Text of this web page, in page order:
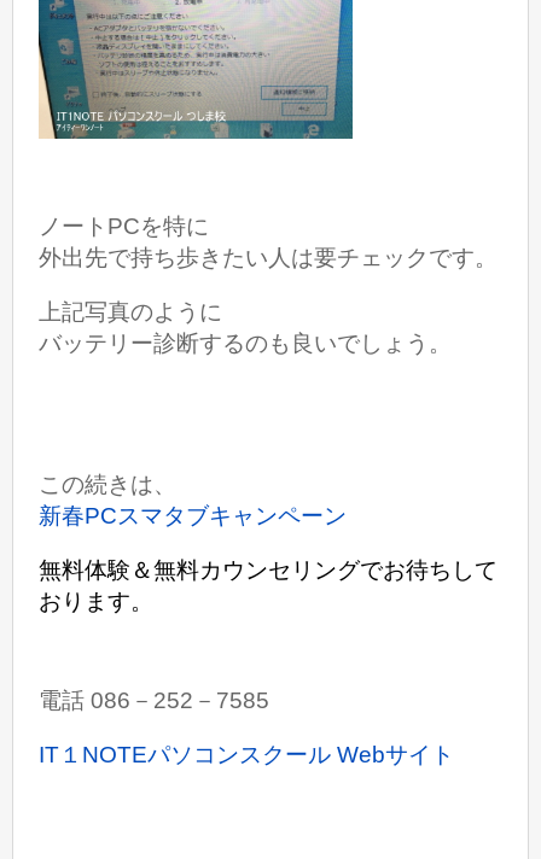
ノートPCを特に
外出先で持ち歩きたい人は要チェックです。
上記写真のように
バッテリー診断するのも良いでしょう。
この続きは、
新春PCスマタブキャンペーン
無料体験＆無料カウンセリングでお待ちして
おります。
電話 086－252－7585
IT１NOTEパソコンスクール Webサイト